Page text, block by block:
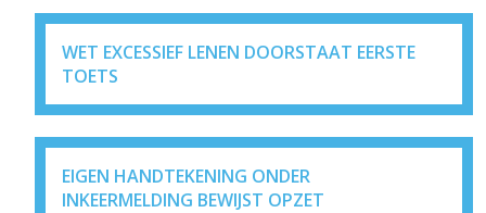
WET EXCESSIEF LENEN DOORSTAAT EERSTE
TOETS
EIGEN HANDTEKENING ONDER
INKEERMELDING BEWIJST OPZET